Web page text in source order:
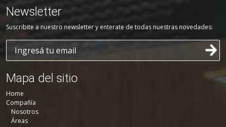
Newsletter
Suscribite a nuestro newsletter y enterate de todas nuestras novedades:
Mapa del sitio
Home
Compañía
Nosotros
Áreas